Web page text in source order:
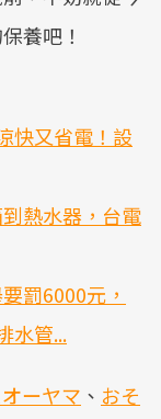
養吧！
快又省電！設
熱水器，台電
罰6000元，
水管...
ーヤマ 、 おそ